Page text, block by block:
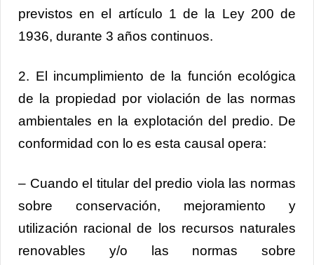
previstos en el artículo 1 de la Ley 200 de
1936, durante 3 años continuos.
2. El incumplimiento de la función ecológica
de la propiedad por violación de las normas
ambientales en la explotación del predio. De
conformidad con lo es esta causal opera:
– Cuando el titular del predio viola las normas
sobre conservación, mejoramiento y
utilización racional de los recursos naturales
renovables y/o las normas sobre